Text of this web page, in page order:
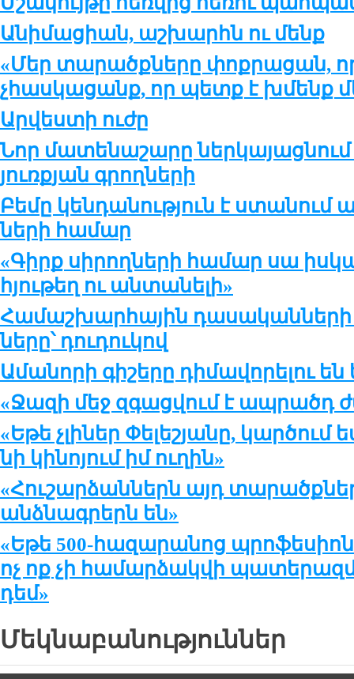
Անի­մա­ցիան, աշ­խարհն ու մենք
«Մեր տա­րածք­նե­րը փոք­րա­ցան,
չհաս­կա­ցանք, որ պետք է խմենք
Արվեստի ուժը
Նոր մա­տե­նա­շա­րը
յուռք­յան գրող­նե­րի
Բե­մը կեն­դա­նու­թ­յուն է ստա­նում
նե­րի հա­մար
«Գիրք սիրողների համար սա
հյութեղ ու անտանելի»
Հա­մաշ­խար­հա­յին դա­սա­կան­նե­րի
նե­րը՝ դու­դու­կով
Ամա­նո­րի գի­շե­րը դի­մա­վո­րե­լու են
«Ջա­զի մեջ զգաց­վում է ապ­րածդ
«Ե­թե չլի­ներ Փե­լե­շ­յա­նը, կար­ծում
նի կի­նո­յում իմ ու­ղին»
«Հու­շար­ձան­ներն այդ
անձ­նագ­րերն են»
«Ե­թե 500-հա­զա­րա­նոց
ոչ ոք չի հա­մար­ձակ­վի
դեմ»
Մեկնաբանություններ